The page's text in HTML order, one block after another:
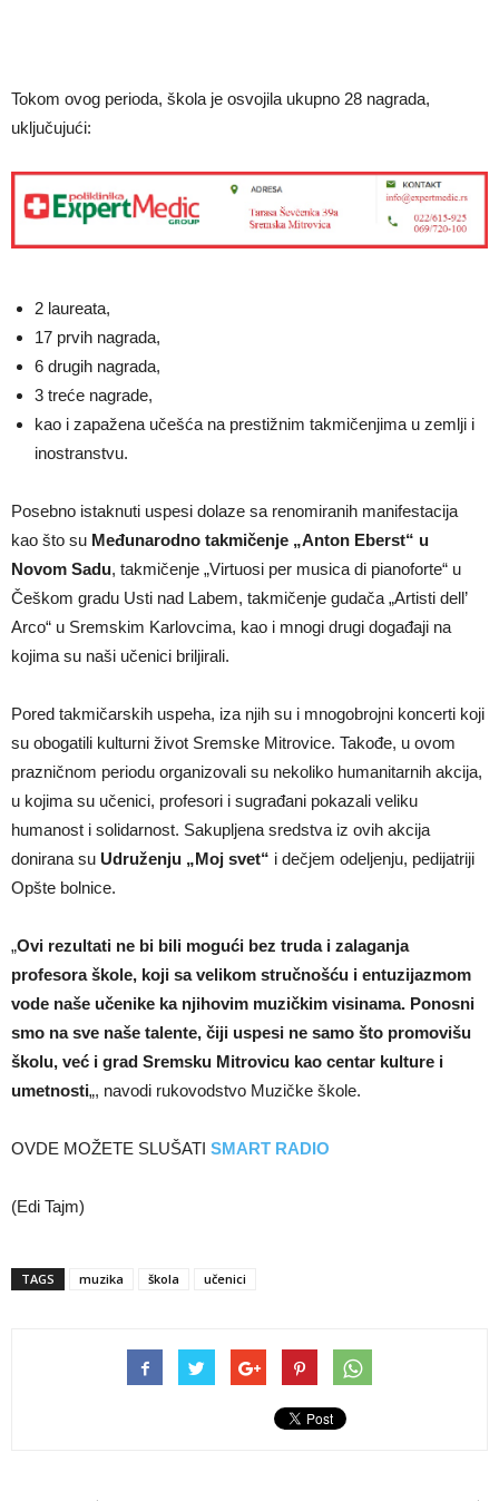
Tokom ovog perioda, škola je osvojila ukupno 28 nagrada,
uključujući:
2 laureata,
17 prvih nagrada,
6 drugih nagrada,
3 treće nagrade,
kao i zapažena učešća na prestižnim takmičenjima u zemlji i
inostranstvu.
Posebno istaknuti uspesi dolaze sa renomiranih manifestacija
kao što su Međunarodno takmičenje „Anton Eberst“ u
Novom Sadu, takmičenje „Virtuosi per musica di pianoforte“ u
Češkom gradu Usti nad Labem, takmičenje gudača „Artisti dell’
Arco“ u Sremskim Karlovcima, kao i mnogi drugi događaji na
kojima su naši učenici briljirali.
Pored takmičarskih uspeha, iza njih su i mnogobrojni koncerti koji
su obogatili kulturni život Sremske Mitrovice. Takođe, u ovom
prazničnom periodu organizovali su nekoliko humanitarnih akcija,
u kojima su učenici, profesori i sugrađani pokazali veliku
humanost i solidarnost. Sakupljena sredstva iz ovih akcija
donirana su Udruženju „Moj svet“ i dečjem odeljenju, pedijatriji
Opšte bolnice.
„Ovi rezultati ne bi bili mogući bez truda i zalaganja
profesora škole, koji sa velikom stručnošću i entuzijazmom
vode naše učenike ka njihovim muzičkim visinama. Ponosni
smo na sve naše talente, čiji uspesi ne samo što promovišu
školu, već i grad Sremsku Mitrovicu kao centar kulture i
umetnosti„, navodi rukovodstvo Muzičke škole.
OVDE MOŽETE SLUŠATI SMART RADIO
(Edi Tajm)
TAGS muzika škola učenici